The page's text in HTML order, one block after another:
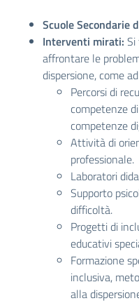
Scuole Secondarie
Interventi mirati:
affrontare le
dispersione, come
Percorsi di
competenze
competenze
Attività di
professionale.
Laboratori
Supporto
difficoltà.
Progetti di
educativi
Formazione
inclusiva,
alla